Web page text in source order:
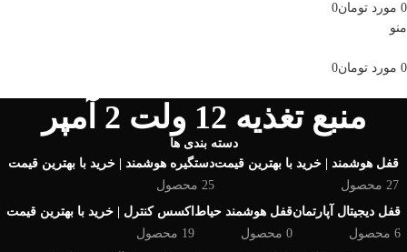
0 مورد تومان0
منو
0 مورد تومان0
منبع تغذیه 12 ولت 2 آمپر
دسته بندی ها
قفل هوشمند | خرید با بهترین قیمت
27 محصول
دستگیره هوشمند | خرید با بهترین قیمت
25 محصول
قفل دیجیتال آپارتمان
6 محصول
قفل هوشمند حیاط
0 محصول
اکسس کنترل | خرید با بهترین قیمت
19 محصول